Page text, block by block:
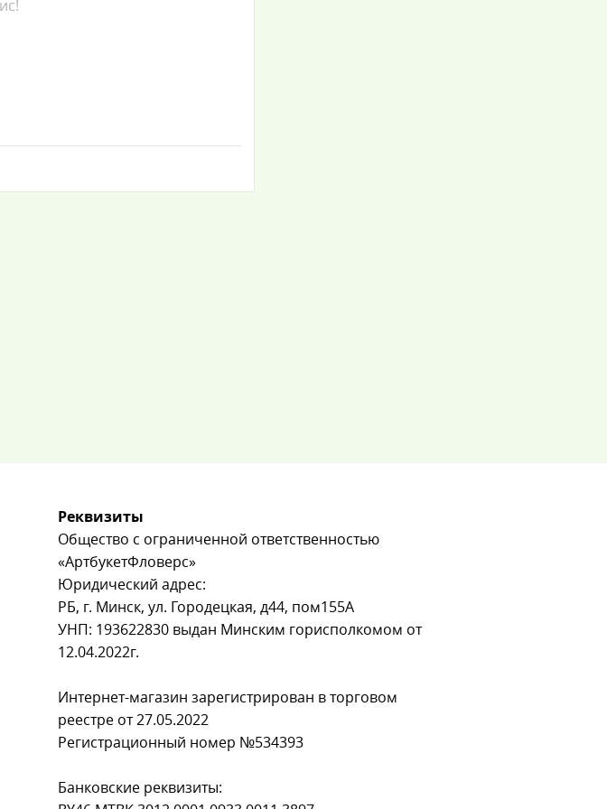
Реквизиты
Общество с ограниченной ответственностью
«АртбукетФловерс»
Юридический адрес:
РБ, г. Минск, ул. Городецкая, д44, пом155А
УНП: 193622830 выдан Минским горисполкомом от
12.04.2022г.
Интернет-магазин зарегистрирован в торговом
реестре от 27.05.2022
Регистрационный номер №534393
Банковские реквизиты: